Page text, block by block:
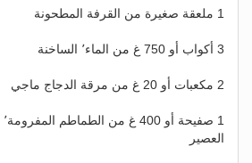
1 ملعقة صغيرة من القرفة المطحونة
3 أكواب أو 750 غ من الماء٬ الساخنة
2 مكعبات أو 20 غ من مرقة الدجاج ماجي
العصير